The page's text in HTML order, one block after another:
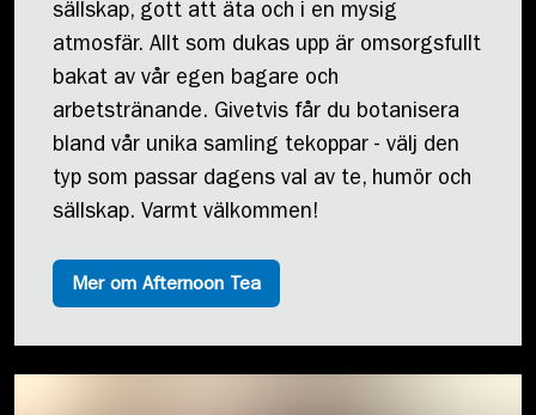
sällskap, gott att äta och i en mysig
atmosfär. Allt som dukas upp är omsorgsfullt
bakat av vår egen bagare och
arbetstränande. Givetvis får du botanisera
bland vår unika samling tekoppar - välj den
typ som passar dagens val av te, humör och
sällskap. Varmt välkommen!
Mer om Afternoon Tea